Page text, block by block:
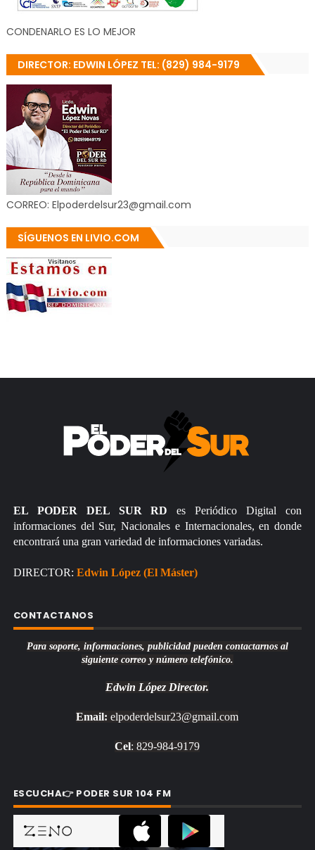
CONDENARLO ES LO MEJOR
DIRECTOR: EDWIN LÓPEZ TEL: (829) 984-9179
CORREO: Elpoderdelsur23@gmail.com
SÍGUENOS EN LIVIO.COM
EL PODER DEL SUR RD es Periódico Digital con
informaciones del Sur, Nacionales e Internacionales, en donde
encontrará una gran variedad de informaciones variadas.
DIRECTOR: Edwin López (El Máster)
CONTACTANOS
Para soporte, informaciones, publicidad pueden contactarnos al
siguiente correo y número telefónico.
Edwin López Director.
Email: elpoderdelsur23@gmail.com
Cel: 829-984-9179
ESCUCHA👉 PODER SUR 104 FM